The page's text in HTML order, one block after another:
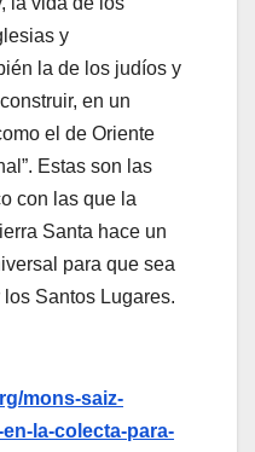
y
la de los judíos y
en un
el de Oriente
Estas son las
con las que la
Santa hace un
para que sea
Santos Lugares.
mons-saiz-
la-colecta-para-